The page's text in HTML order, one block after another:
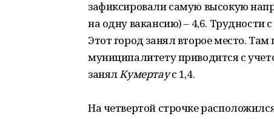
зафиксировали самую высокую
на одну вакансию) – 4,6.
Этот город занял второе место. Там
муниципалитету приводится с
занялКумертаус 1,4.
На четвертой строчке